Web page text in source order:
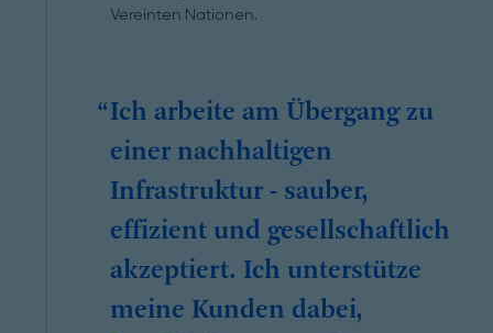
Vereinten Nationen.
Ich arbeite am Übergang zu
einer nachhaltigen
Infrastruktur - sauber,
effizient und gesellschaftlich
akzeptiert. Ich unterstütze
meine Kunden dabei,